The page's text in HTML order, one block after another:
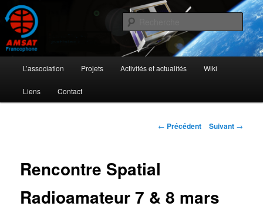
Aller
au
contenu
principalAMSAT Francophone
L'activité radioamateur par satellite
principal
L’association Projets Activités et actualités Wiki
Liens Contact
Navigation
← Précédent Suivant →
Rencontre Spatial
Radioamateur 7 & 8 mars